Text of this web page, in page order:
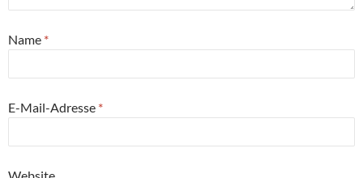
Name *
E-Mail-Adresse *